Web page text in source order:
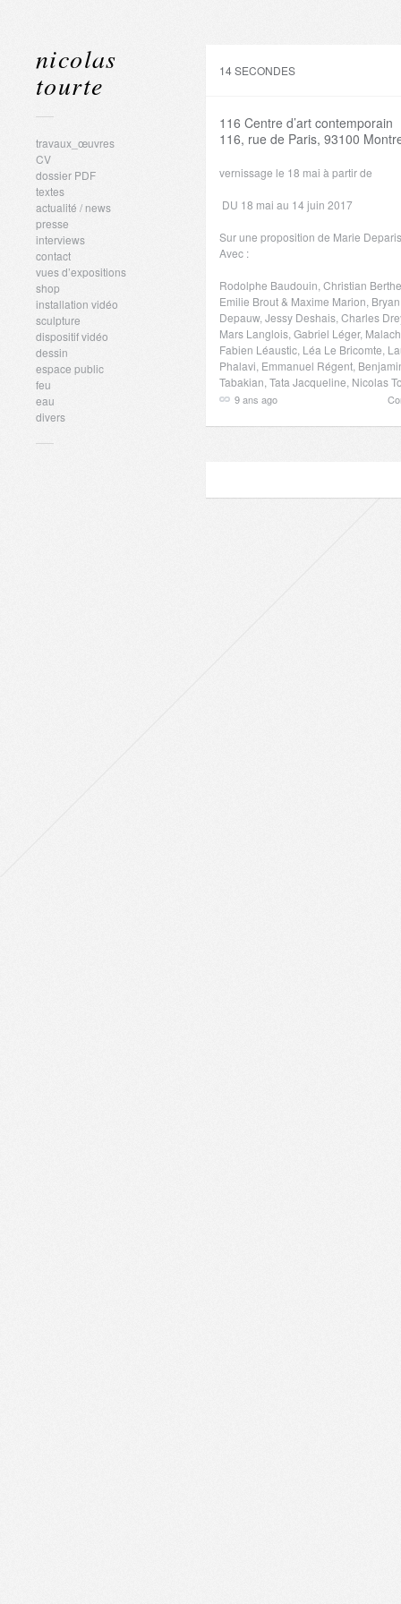
nicolas
tourte
travaux_œuvres
CV
dossier PDF
textes
actualité / news
presse
interviews
contact
vues d’expositions
shop
installation vidéo
sculpture
dispositif vidéo
dessin
espace public
feu
eau
divers
14 SECONDES
116 Centre d’art contemporain
116, rue de Paris, 93100
vernissage le 18 mai à partir de
DU 18 mai au 14 juin 2017
Sur une proposition de Marie
Avec :
Rodolphe Baudouin, Christian
Emilie Brout & Maxime Marion,
Depauw, Jessy Deshais, Charles
Mars Langlois, Gabriel Léger,
Fabien Léaustic, Léa Le Bricomte,
Phalavi, Emmanuel Régent,
Tabakian, Tata Jacqueline, Nicolas
9 ans ago